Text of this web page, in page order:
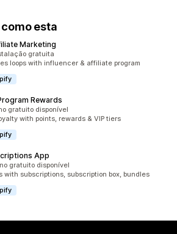
esta
Marketing
gratuita
loops with influencer & affiliate program
Rewards
gratuito disponível
with points, rewards & VIP tiers
App
gratuito disponível
with subscriptions, subscription box, bundles